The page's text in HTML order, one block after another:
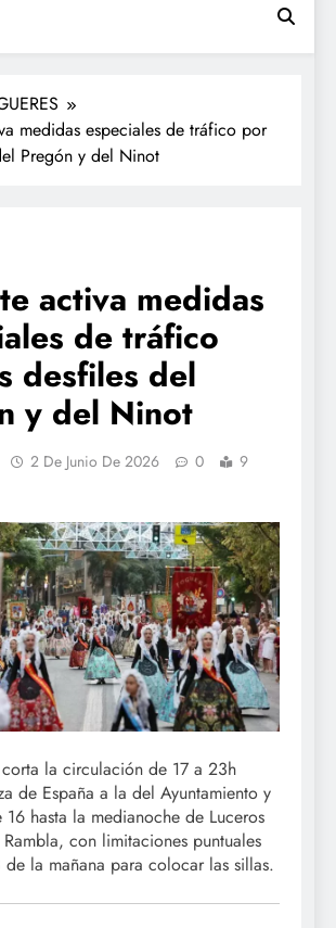
medidas especiales de tráfico por
Pregón y del Ninot
activa medidas
de tráfico
desfiles del
y del Ninot
2 De Junio De 2026 0
9
corta la circulación de 17 a 23h
de España a la del Ayuntamiento y
hasta la medianoche de Luceros
con limitaciones puntuales
la mañana para colocar las sillas.